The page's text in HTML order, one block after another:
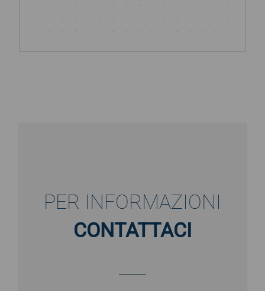
PER INFORMAZIONI
CONTATTACI